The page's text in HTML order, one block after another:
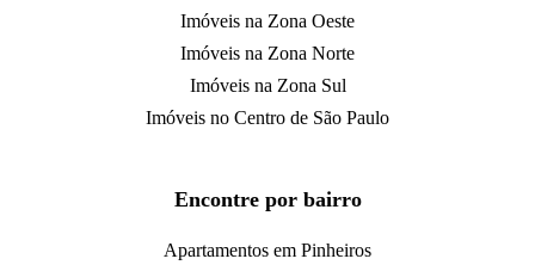
Imóveis na Zona Oeste
Imóveis na Zona Norte
Imóveis na Zona Sul
Imóveis no Centro de São Paulo
Encontre por bairro
Apartamentos em Pinheiros